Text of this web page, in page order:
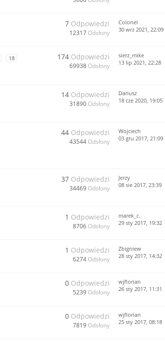
7 Odpowiedzi
12317 Odsłony
Colonel
30 wrz 2021, 22:09
18 174 Odpowiedzi
69938 Odsłony
sierz_mike
13 lip 2021, 22:28
14 Odpowiedzi
31890 Odsłony
Dariusz
18 cze 2020, 19:05
44 Odpowiedzi
43544 Odsłony
Wojciech
03 gru 2017, 21:09
37 Odpowiedzi
34469 Odsłony
Jerzy
08 sie 2017, 23:39
1 Odpowiedzi
8706 Odsłony
marek_c.
29 sty 2017, 19:32
1 Odpowiedzi
6274 Odsłony
Zbigniew
28 sty 2017, 14:32
0 Odpowiedzi
5239 Odsłony
wjflorian
26 sty 2017, 11:31
0 Odpowiedzi
7819 Odsłony
wjflorian
25 sty 2017, 08:18